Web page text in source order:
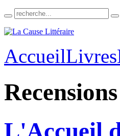
AccueilLivres
Recensions